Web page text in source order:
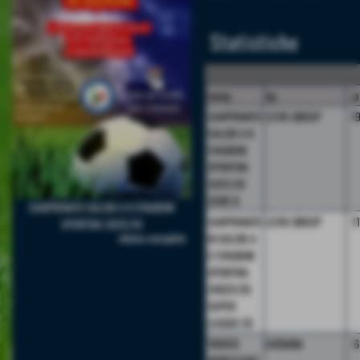
CAMPIONATO CALCIO A 8 STAGIONE
SPORTIVA 2025/26
elenco completo
Statistiche
camp. sq.
p
CAMPIONATO
CALCIO A 8
STAGIONE
SPORTIVA
2025/26
SERIE B
LEVIX GROUP
CAMPIONATO
DI CALCIO A
5 STAGIONE
SPORTIVA
20025/26
SUPER
LEAGUE C5
LEVIX GROUP 11
TROFEO
UCRAINA 6